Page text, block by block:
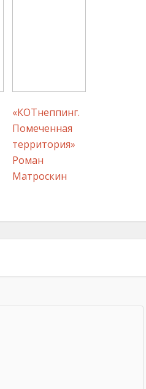
«КОТнеппинг.
Помеченная
территория»
Роман
Матроскин